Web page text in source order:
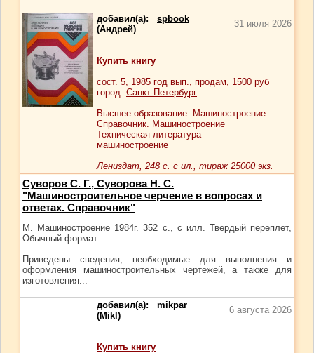
добавил(а): spbook
(Андрей)
31 июля 2026
Купить книгу
сост. 5, 1985 год вып., продам, 1500 руб
город: Санкт-Петербург
Высшее образование. Машиностроение
Справочник. Машиностроение
Техническая литература
машиностроение
Лениздат, 248 с. с ил., тираж 25000 экз.
Суворов С. Г., Суворова Н. С.
"Машиностроительное черчение в вопросах и
ответах. Справочник"
М. Машиностроение 1984г. 352 с., с илл. Твердый переплет,
Обычный формат.
Приведены сведения, необходимые для выполнения и
оформления машиностроительных чертежей, а также для
изготовления...
добавил(а): mikpar
(Mikl)
6 августа 2026
Купить книгу